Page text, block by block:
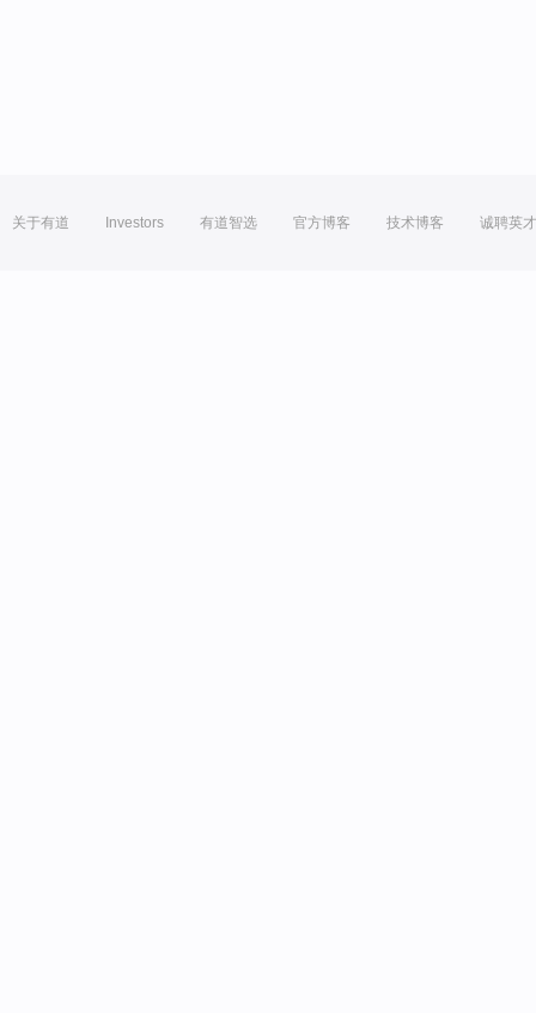
关于有道 Investors 有道智选 官方博客 技术博客 诚聘英才